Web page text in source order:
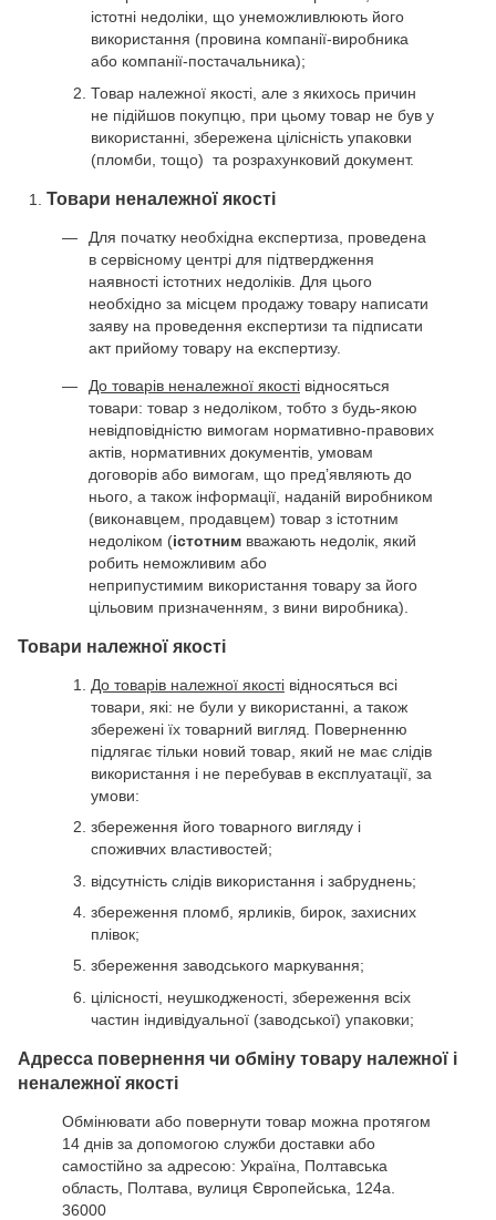
істотні недоліки, що унеможливлюють його
використання (провина компанії-виробника
або компанії-постачальника);
Товар належної якості, але з якихось причин
не підійшов покупцю, при цьому товар не був у
використанні, збережена цілісність упаковки
(пломби, тощо) та розрахунковий документ.
Товари неналежної якості
Для початку необхідна експертиза, проведена
в сервісному центрі для підтвердження
наявності істотних недоліків. Для цього
необхідно за місцем продажу товару написати
заяву на проведення експертизи та підписати
акт прийому товару на експертизу.
До товарів неналежної якості відносяться
товари: товар з недоліком, тобто з будь-якою
невідповідністю вимогам нормативно-правових
актів, нормативних документів, умовам
договорів або вимогам, що пред’являють до
нього, а також інформації, наданій виробником
(виконавцем, продавцем) товар з істотним
недоліком (істотним вважають недолік, який
робить неможливим або
неприпустимим використання товару за його
цільовим призначенням, з вини виробника).
Товари належної якості
До товарів належної якості відносяться всі
товари, які: не були у використанні, а також
збережені їх товарний вигляд. Поверненню
підлягає тільки новий товар, який не має слідів
використання і не перебував в експлуатації, за
умови:
збереження його товарного вигляду і
споживчих властивостей;
відсутність слідів використання і забруднень;
збереження пломб, ярликів, бирок, захисних
плівок;
збереження заводського маркування;
цілісності, неушкодженості, збереження всіх
частин індивідуальної (заводської) упаковки;
Адресса повернення чи обміну товару належної і
неналежної якості
Обмінювати або повернути товар можна протягом
14 днів за допомогою служби доставки або
самостійно за адресою: Україна, Полтавська
область, Полтава, вулиця Європейська, 124а.
36000